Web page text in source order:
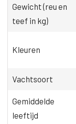
Gewicht (reu en
teef in kg)
Kleuren
Vachtsoort
Gemiddelde
leeftijd